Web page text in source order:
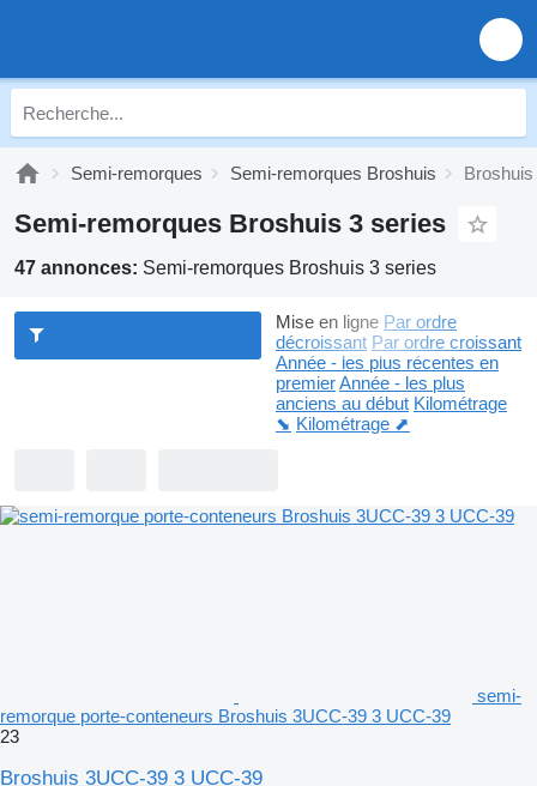
Semi-remorques Semi-remorques Broshuis
Semi-remorques Broshuis 3 series
47 annonces: Semi-remorques Broshuis 3 series
Mise en ligne Par ordre
décroissant Par ordre croissant
Année - les plus récentes en
premierAnnée - les plus
anciens au début Kilométrage
⬊ Kilométrage ⬈
semi-
remorque porte-conteneurs Broshuis 3UCC-39 3 UCC-39
23
Broshuis 3UCC-39 3 UCC-39